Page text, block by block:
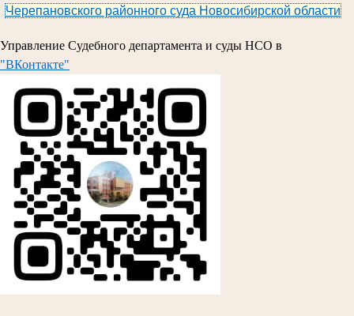
Черепановского районного суда Новосибирской области
Управление Судебного департамента и суды НСО в
"ВКонтакте"